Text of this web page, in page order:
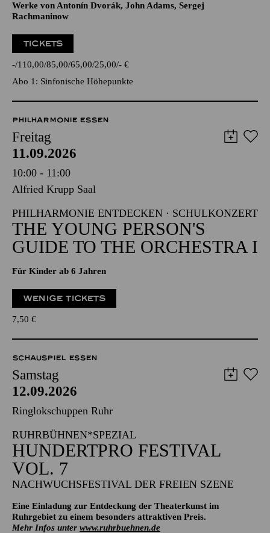
Werke von Antonín Dvorák, John Adams, Sergej
Rachmaninow
TICKETS
- 110,00 85,00 65,00 25,00 - €
Abo 1: Sinfonische Höhepunkte
PHILHARMONIE ESSEN
Freitag
11.09.2026
10:00 - 11:00
Alfried Krupp Saal
PHILHARMONIE ENTDECKEN · SCHULKONZERT
THE YOUNG PERSON'S
GUIDE TO THE ORCHESTRA I
Für Kinder ab 6 Jahren
WENIGE TICKETS
7,50 €
SCHAUSPIEL ESSEN
Samstag
12.09.2026
Ringlokschuppen Ruhr
RUHRBÜHNEN*SPEZIAL
HUNDERTPRO FESTIVAL
VOL. 7
NACHWUCHSFESTIVAL DER FREIEN SZENE
Eine Einladung zur Entdeckung der Theaterkunst im
Ruhrgebiet zu einem besonders attraktiven Preis.
Mehr Infos unter www.ruhrbuehnen.de